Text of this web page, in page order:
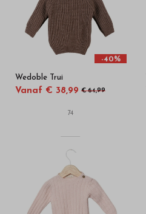
-40%
Wedoble Trui
Vanaf € 38,99 € 64,99
74